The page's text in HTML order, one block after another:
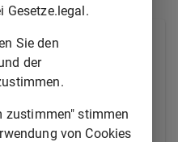
zwischen ihrer
in den verschiedenen
Einhaltung des
Rechnung.
Gesetze.legal.
Sie den
der
zustimmen" stimmen
von Cookies